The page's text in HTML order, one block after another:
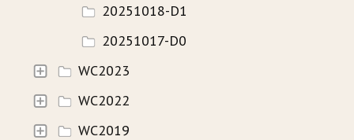
20251018-D1
20251017-D0
WC2023
WC2022
WC2019